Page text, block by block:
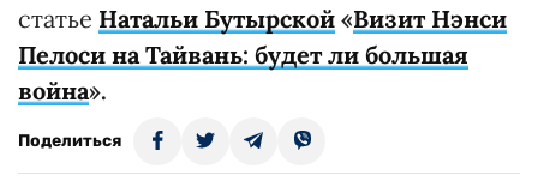
статье Натальи Бутырской «Визит Нэнси
Пелоси на Тайвань: будет ли большая
война».
Поделиться